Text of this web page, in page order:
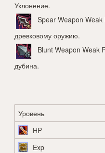
Уклонение.
Spear Weapon Weak
древковому оружию.
Blunt Weapon Weak
дубина.
Уровень
HP
Exp